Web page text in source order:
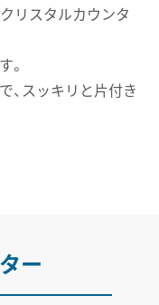
リスタルカウンタ
。
、スッキリと片付き
ー